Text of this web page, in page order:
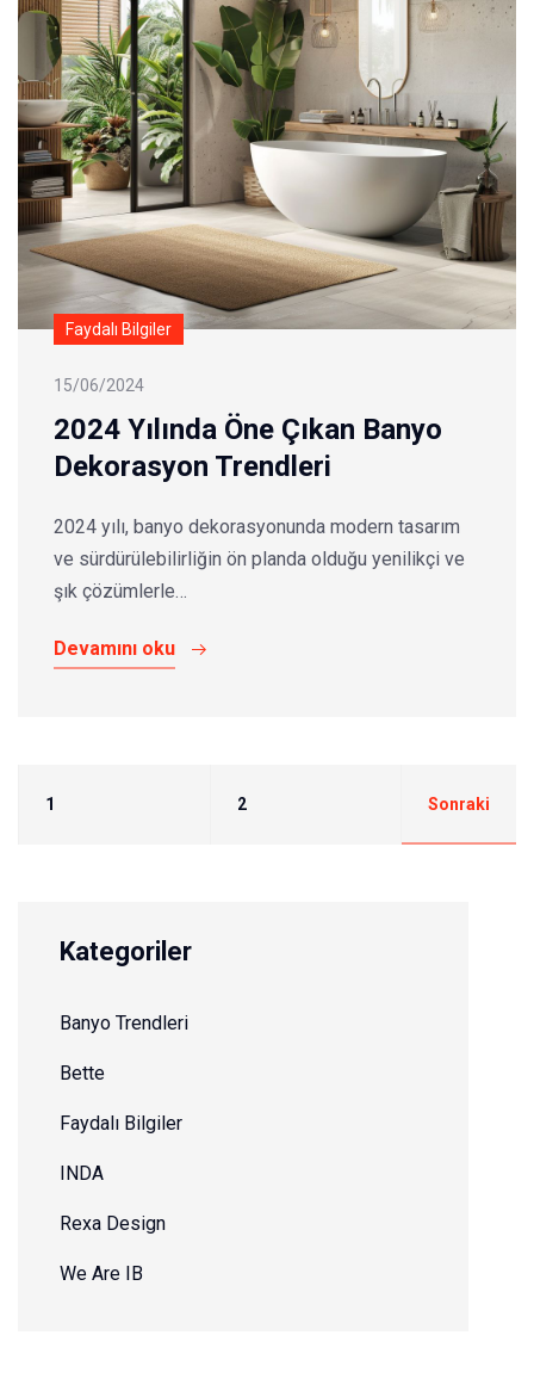
Kategoriler
Banyo Trendleri
Bette
Faydalı Bilgiler
INDA
Rexa Design
We Are IB
Faydalı Bilgiler
15/06/2024
2024 Yılında Öne Çıkan Banyo
Dekorasyon Trendleri
2024 yılı, banyo dekorasyonunda modern tasarım
ve sürdürülebilirliğin ön planda olduğu yenilikçi ve
şık çözümlerle…
Devamını oku
1 2 Sonraki